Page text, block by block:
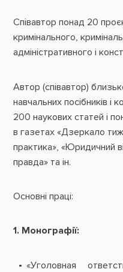
Співавтор понад 20
кримінального,
адміністративного і
Автор (співавтор)
навчальних посібників і
200 наукових статей і
в газетах «Дзеркало
практика», «Юридичний
правда» та ін.
Основні праці:
1. Монографії:
«Уголовная